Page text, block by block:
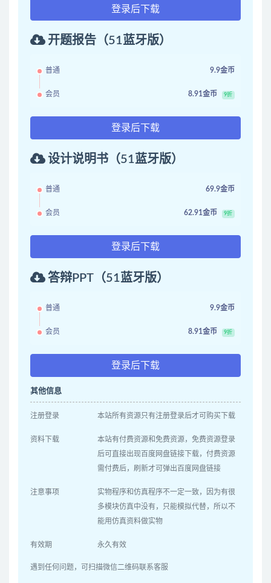
登录后下载
开题报告（51蓝牙版）
普通 9.9金币
会员 8.91金币 9折
登录后下载
设计说明书（51蓝牙版）
普通 69.9金币
会员 62.91金币 9折
登录后下载
答辩PPT（51蓝牙版）
普通 9.9金币
会员 8.91金币 9折
登录后下载
其他信息
注册登录 本站所有资源只有注册登录后才可购买下载
资料下载
本站有付费资源和免费资源，免费资源登录
后可直接出现百度网盘链接下载，付费资源
需付费后，刷新才可弹出百度网盘链接
注意事项
实物程序和仿真程序不一定一致，因为有很
多模块仿真中没有，只能模拟代替，所以不
能用仿真资料做实物
有效期 永久有效
遇到任何问题，可扫描微信二维码联系客服